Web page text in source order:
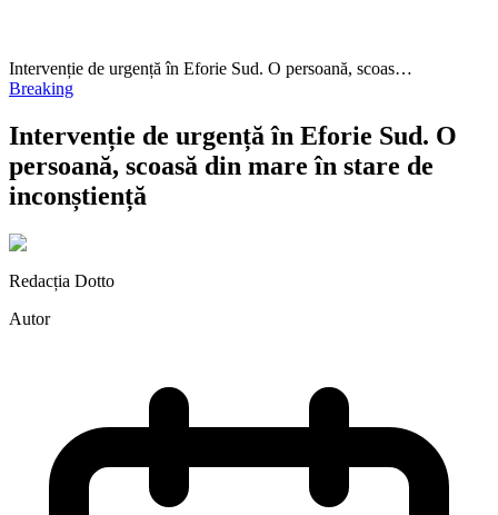
Intervenție de urgență în Eforie Sud. O persoană, scoas…
Breaking
Intervenție de urgență în Eforie Sud. O
persoană, scoasă din mare în stare de
inconștiență
Redacția Dotto
Autor